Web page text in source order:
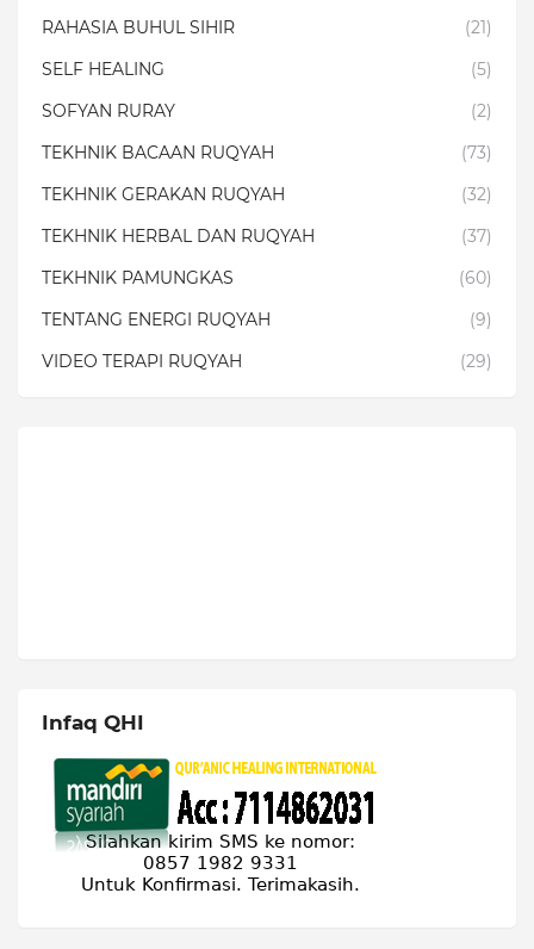
RAHASIA BUHUL SIHIR
(21)
SELF HEALING
(5)
SOFYAN RURAY
(2)
TEKHNIK BACAAN RUQYAH
(73)
TEKHNIK GERAKAN RUQYAH
(32)
TEKHNIK HERBAL DAN RUQYAH
(37)
TEKHNIK PAMUNGKAS
(60)
TENTANG ENERGI RUQYAH
(9)
VIDEO TERAPI RUQYAH
(29)
Infaq QHI